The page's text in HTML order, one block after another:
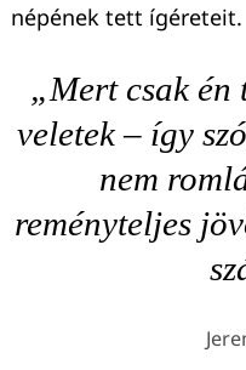
népének tett ígéreteit.
„Mert csak én
veletek – így
nem
reményteljes